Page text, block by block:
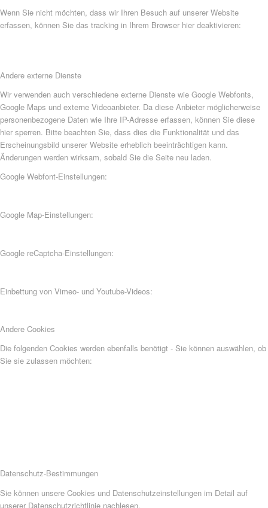
Wenn Sie nicht möchten, dass wir Ihren Besuch auf unserer Website
erfassen, können Sie das tracking in Ihrem Browser hier deaktivieren:
Andere externe Dienste
Wir verwenden auch verschiedene externe Dienste wie Google Webfonts,
Google Maps und externe Videoanbieter. Da diese Anbieter möglicherweise
personenbezogene Daten wie Ihre IP-Adresse erfassen, können Sie diese
hier sperren. Bitte beachten Sie, dass dies die Funktionalität und das
Erscheinungsbild unserer Website erheblich beeinträchtigen kann.
Änderungen werden wirksam, sobald Sie die Seite neu laden.
Google Webfont-Einstellungen:
Google Map-Einstellungen:
Google reCaptcha-Einstellungen:
Einbettung von Vimeo- und Youtube-Videos:
Andere Cookies
Die folgenden Cookies werden ebenfalls benötigt - Sie können auswählen, ob
Sie sie zulassen möchten:
Datenschutz-Bestimmungen
Sie können unsere Cookies und Datenschutzeinstellungen im Detail auf
unserer Datenschutzrichtlinie nachlesen.